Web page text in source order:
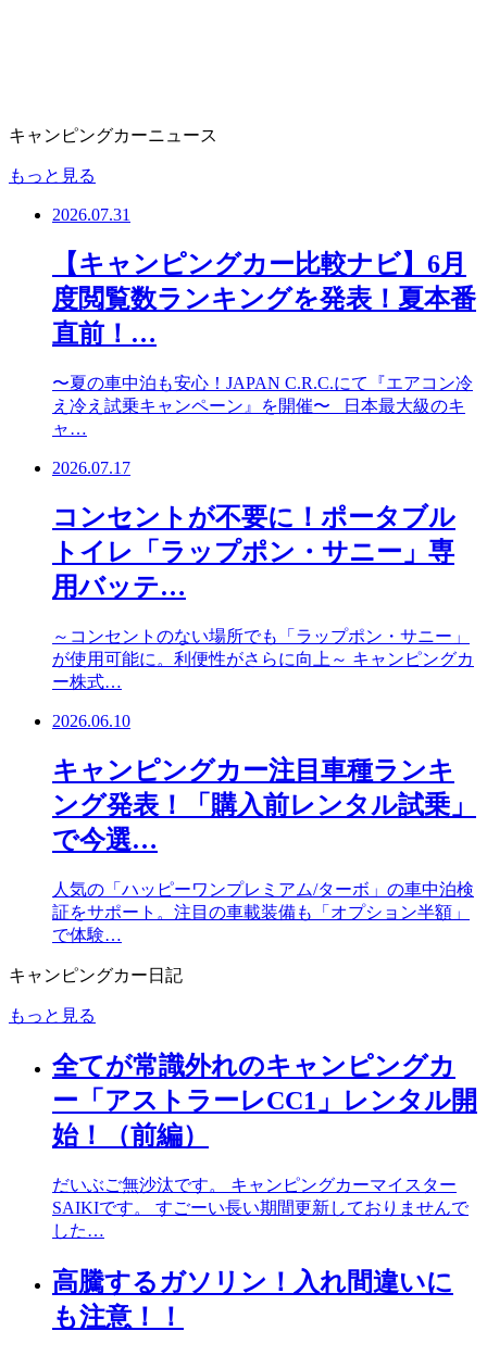
キャンピングカーニュース
もっと見る
2026.07.31
【キャンピングカー比較ナビ】6月
度閲覧数ランキングを発表！夏本番
直前！…
〜夏の車中泊も安心！JAPAN C.R.C.にて『エアコン冷
え冷え試乗キャンペーン』を開催〜 日本最大級のキ
ャ…
2026.07.17
コンセントが不要に！ポータブル
トイレ「ラップポン・サニー」専
用バッテ…
～コンセントのない場所でも「ラップポン・サニー」
が使用可能に。利便性がさらに向上～ キャンピングカ
ー株式…
2026.06.10
キャンピングカー注目車種ランキ
ング発表！「購入前レンタル試乗」
で今選…
人気の「ハッピーワンプレミアム/ターボ」の車中泊検
証をサポート。注目の車載装備も「オプション半額」
で体験…
キャンピングカー日記
もっと見る
全てが常識外れのキャンピングカ
ー「アストラーレCC1」レンタル開
始！（前編）
だいぶご無沙汰です。 キャンピングカーマイスター
SAIKIです。 すごーい長い期間更新しておりませんで
した…
高騰するガソリン！入れ間違いに
も注意！！